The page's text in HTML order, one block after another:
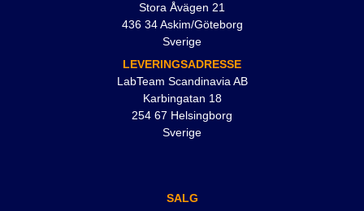
Stora Åvägen 21
436 34 Askim/Göteborg
Sverige
LEVERINGSADRESSE
LabTeam Scandinavia AB
Karbingatan 18
254 67 Helsingborg
Sverige
SALG